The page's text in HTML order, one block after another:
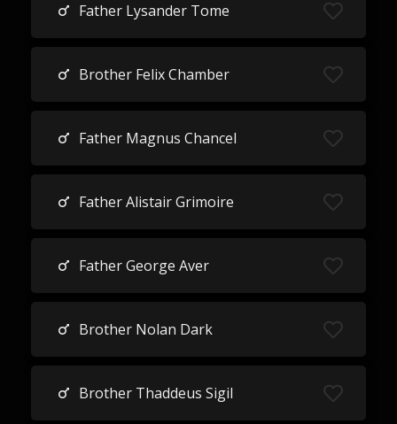
Father Lysander Tome
Brother Felix Chamber
Father Magnus Chancel
Father Alistair Grimoire
Father George Aver
Brother Nolan Dark
Brother Thaddeus Sigil